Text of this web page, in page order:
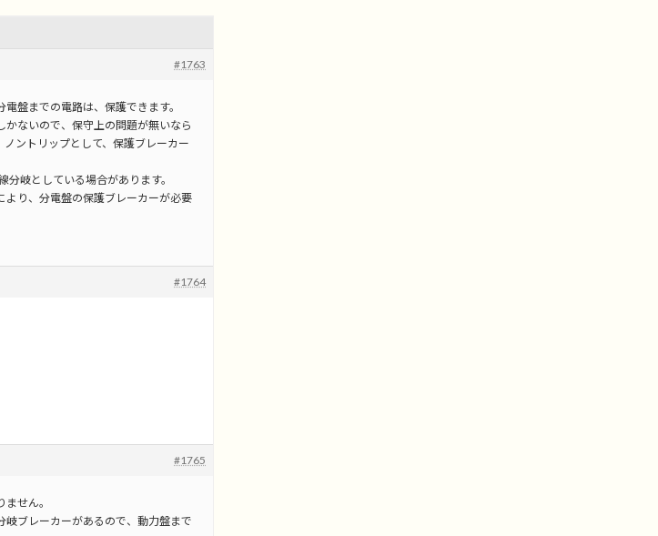
#1763
盤までの電路は、保護できます。
ないので、保守上の問題が無いなら
ントリップとして、保護ブレーカー
岐としている場合があります。
より、分電盤の保護ブレーカーが必要
#1764
#1765
せん。
ブレーカーがあるので、動力盤まで